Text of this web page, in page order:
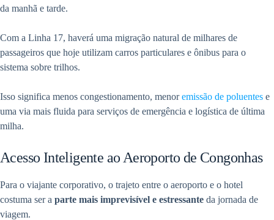
da manhã e tarde.
Com a Linha 17, haverá uma migração natural de milhares de
passageiros que hoje utilizam carros particulares e ônibus para o
sistema sobre trilhos.
Isso significa menos congestionamento, menoremissão de poluentes e
uma via mais fluida para serviços de emergência e logística de última
milha.
Acesso Inteligente ao Aeroporto de Congonhas
Para o viajante corporativo, o trajeto entre o aeroporto e o hotel
costuma ser a parte mais imprevisível e estressante da jornada de
viagem.